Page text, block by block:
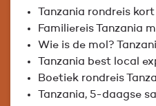
Tanzania rondreis
Familiereis Tanzania
Wie is de mol?
Tanzania best local
Boetiek rondreis
Tanzania, 5-daagse